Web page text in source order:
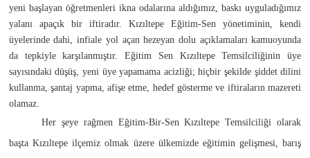
yeni başlayan öğretmenleri ikna odalarına aldığımız, baskı uyguladığımız
yalanı apaçık bir iftiradır. Kızıltepe Eğitim-Sen yönetiminin, kendi
üyelerinde dahi, infiale yol açan hezeyan dolu açıklamaları kamuoyunda
da tepkiyle karşılanmıştır. Eğitim Sen Kızıltepe Temsilciliğinin üye
sayısındaki düşüş, yeni üye yapamama acizliği; hiçbir şekilde şiddet dilini
kullanma, şantaj yapma, afişe etme, hedef gösterme ve iftiraların mazereti
olamaz.
Her şeye rağmen Eğitim-Bir-Sen Kızıltepe Temsilciliği olarak
başta Kızıltepe ilçemiz olmak üzere ülkemizde eğitimin gelişmesi, barış